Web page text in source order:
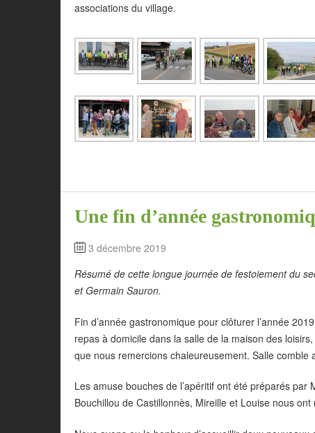
associations du village.
Une fin d’année
3 décembre 2019
Résumé de cette longue journée de festoiement du
et Germain Sauron.
Fin d’année gastronomique pour clôturer l’année
repas à domicile dans la salle de la maison des
que nous remercions chaleureusement. Salle
Les amuse bouches de l’apéritif ont été préparés
Bouchillou de Castillonnès, Mireille et Louise nous